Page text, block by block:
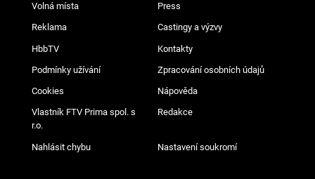
Volná místa Press
Reklama Castingy a výzvy
HbbTV Kontakty
Podmínky užívání Zpracování osobních údajů
Cookies Nápověda
Vlastník FTV Prima spol. s
r.o.
Redakce
Nahlásit chybu Nastavení soukromí